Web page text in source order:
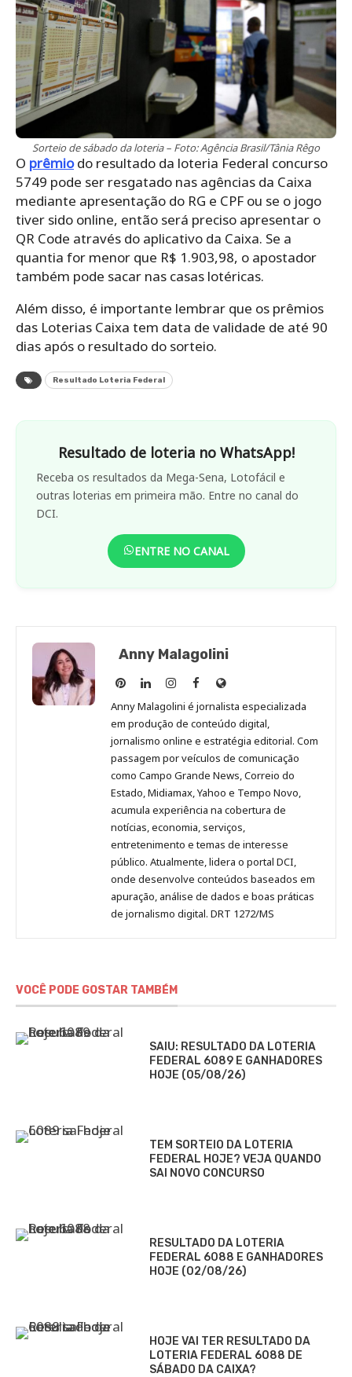
Sorteio de sábado da loteria – Foto: Agência Brasil/Tânia Rêgo
O prêmiodo resultado da loteria Federal concurso
5749 pode ser resgatado nas agências da Caixa
mediante apresentação do RG e CPF ou se o jogo
tiver sido online, então será preciso apresentar o
QR Code através do aplicativo da Caixa. Se a
quantia for menor que R$ 1.903,98, o apostador
também pode sacar nas casas lotéricas.
Além disso, é importante lembrar que os prêmios
das Loterias Caixa tem data de validade de até 90
dias após o resultado do sorteio.
Resultado Loteria Federal
Resultado de loteria no WhatsApp!
Receba os resultados da Mega-Sena, Lotofácil e
outras loterias em primeira mão. Entre no canal do
DCI.
ENTRE NO CANAL
Anny Malagolini
Anny
Malagolini
no
Pinterest
Anny
Malagolini
no
LinkedIn
Anny
Malagolini
no
Instagram
Anny
Malagolini
no
Facebook
Site
de
Anny
Malagolini
Anny Malagolini é jornalista especializada
em produção de conteúdo digital,
jornalismo online e estratégia editorial. Com
passagem por veículos de comunicação
como Campo Grande News, Correio do
Estado, Midiamax, Yahoo e Tempo Novo,
acumula experiência na cobertura de
notícias, economia, serviços,
entretenimento e temas de interesse
público. Atualmente, lidera o portal DCI,
onde desenvolve conteúdos baseados em
apuração, análise de dados e boas práticas
de jornalismo digital. DRT 1272/MS
VOCÊ PODE GOSTAR TAMBÉM
SAIU: RESULTADO DA LOTERIA
FEDERAL 6089 E GANHADORES
HOJE (05/08/26)
TEM SORTEIO DA LOTERIA
FEDERAL HOJE? VEJA QUANDO
SAI NOVO CONCURSO
RESULTADO DA LOTERIA
FEDERAL 6088 E GANHADORES
HOJE (02/08/26)
HOJE VAI TER RESULTADO DA
LOTERIA FEDERAL 6088 DE
SÁBADO DA CAIXA?